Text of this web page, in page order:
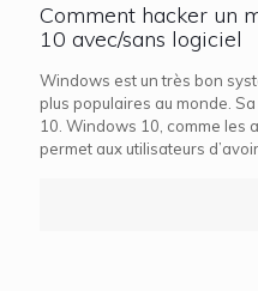
Comment hacker un
10 avec/sans logiciel
Windows est un très bon
plus populaires au monde.
10. Windows 10, comme les
permet aux utilisateurs